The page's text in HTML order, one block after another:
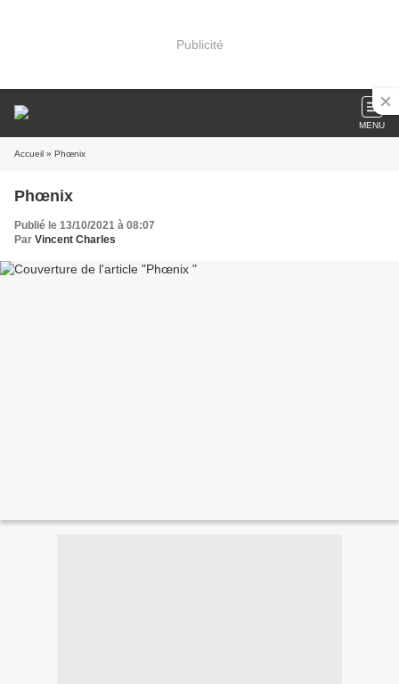
Publicité
MENU
Accueil » Phœnix
Phœnix
Publié le 13/10/2021 à 08:07
Par Vincent Charles